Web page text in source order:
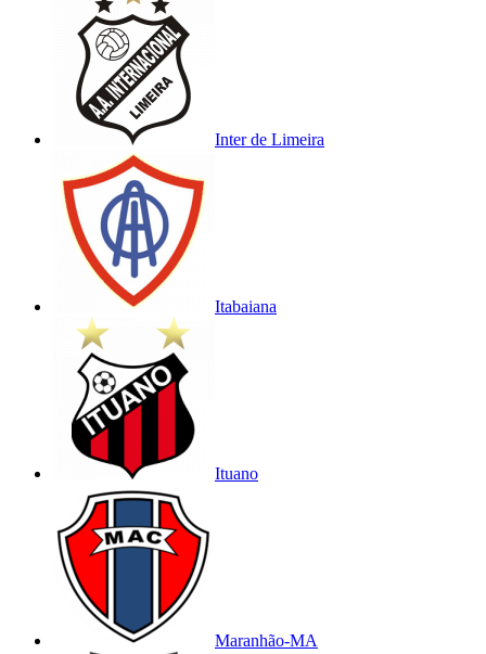
Inter de Limeira
Itabaiana
Ituano
Maranhão-MA